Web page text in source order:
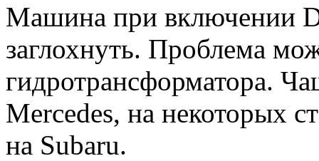
Машина при включении D
заглохнуть. Проблема
гидротрансформатора.
Mercedes, на некоторых
на Subaru.